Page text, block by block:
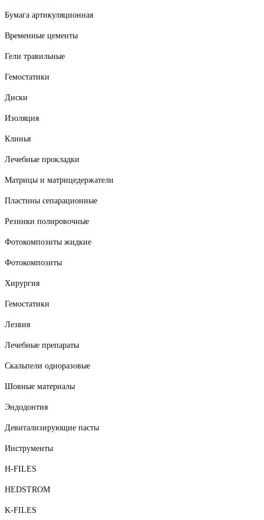
Бумага артикуляционная
Временные цементы
Гели травильные
Гемостатики
Диски
Изоляция
Клинья
Лечебные прокладки
Матрицы и матрицедержатели
Пластины сепарационные
Резинки полировочные
Фотокомпозиты жидкие
Фотокомпозиты
Хирургия
Гемостатики
Лезвия
Лечебные препараты
Скальпели одноразовые
Шовные материалы
Эндодонтия
Девитализирующие пасты
Инструменты
H-FILES
HEDSTROM
K-FILES